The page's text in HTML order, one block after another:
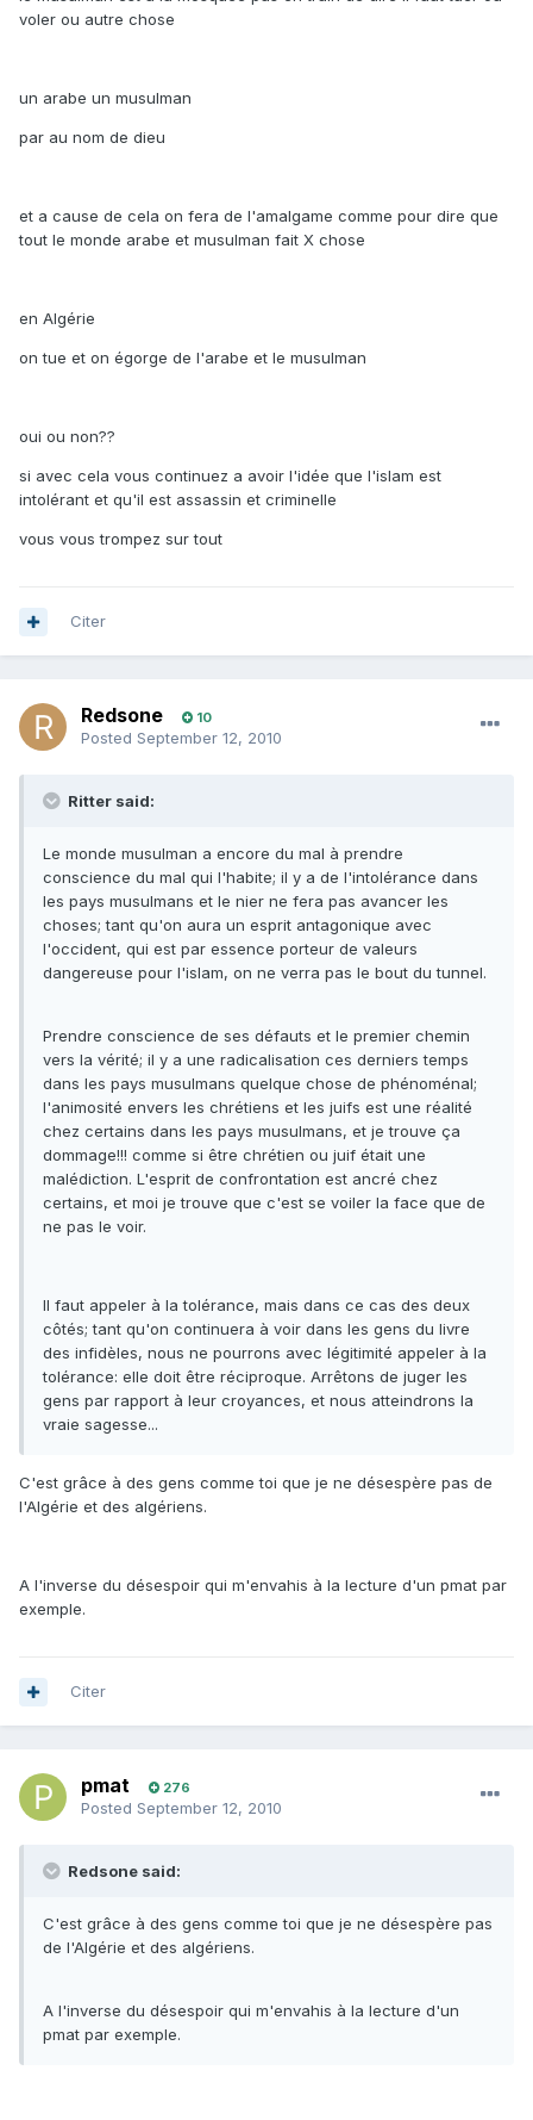
voler ou autre chose
un arabe un musulman
par au nom de dieu
et a cause de cela on fera de l'amalgame comme pour dire que
tout le monde arabe et musulman fait X chose
en Algérie
on tue et on égorge de l'arabe et le musulman
oui ou non??
si avec cela vous continuez a avoir l'idée que l'islam est
intolérant et qu'il est assassin et criminelle
vous vous trompez sur tout
Citer
Redsone 10
Posted September 12, 2010
Ritter said:
Le monde musulman a encore du mal à prendre
conscience du mal qui l'habite; il y a de l'intolérance dans
les pays musulmans et le nier ne fera pas avancer les
choses; tant qu'on aura un esprit antagonique avec
l'occident, qui est par essence porteur de valeurs
dangereuse pour l'islam, on ne verra pas le bout du tunnel.
Prendre conscience de ses défauts et le premier chemin
vers la vérité; il y a une radicalisation ces derniers temps
dans les pays musulmans quelque chose de phénoménal;
l'animosité envers les chrétiens et les juifs est une réalité
chez certains dans les pays musulmans, et je trouve ça
dommage!!! comme si être chrétien ou juif était une
malédiction. L'esprit de confrontation est ancré chez
certains, et moi je trouve que c'est se voiler la face que de
ne pas le voir.
Il faut appeler à la tolérance, mais dans ce cas des deux
côtés; tant qu'on continuera à voir dans les gens du livre
des infidèles, nous ne pourrons avec légitimité appeler à la
tolérance: elle doit être réciproque. Arrêtons de juger les
gens par rapport à leur croyances, et nous atteindrons la
vraie sagesse...
C'est grâce à des gens comme toi que je ne désespère pas de
l'Algérie et des algériens.
A l'inverse du désespoir qui m'envahis à la lecture d'un pmat par
exemple.
Citer
pmat 276
Posted September 12, 2010
Redsone said:
C'est grâce à des gens comme toi que je ne désespère pas
de l'Algérie et des algériens.
A l'inverse du désespoir qui m'envahis à la lecture d'un
pmat par exemple.